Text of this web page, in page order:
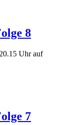
8
Uhr auf
7